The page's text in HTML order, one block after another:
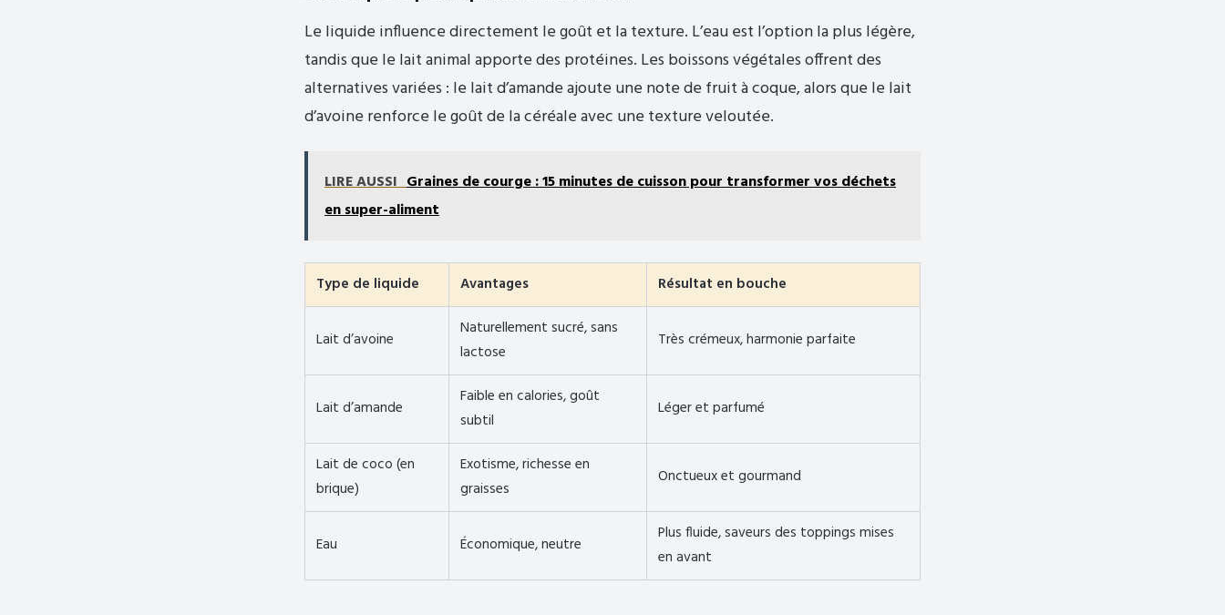
Le liquide influence directement le goût et la texture. L’eau est l’option la plus légère,
tandis que le lait animal apporte des protéines. Les boissons végétales offrent des
alternatives variées : le lait d’amande ajoute une note de fruit à coque, alors que le lait
d’avoine renforce le goût de la céréale avec une texture veloutée.
LIRE AUSSI Graines de courge : 15 minutes de cuisson pour transformer vos déchets
en super-aliment
Type de liquide Avantages Résultat en bouche
Lait d’avoine
Naturellement sucré, sans
lactose
Très crémeux, harmonie parfaite
Lait d’amande
Faible en calories, goût
subtil
Léger et parfumé
Lait de coco (en
brique)
Exotisme, richesse en
graisses
Onctueux et gourmand
Eau Économique, neutre
Plus fluide, saveurs des toppings mises
en avant